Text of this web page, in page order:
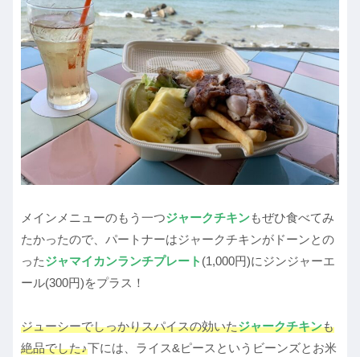
メインメニューのもう一つジャークチキンもぜひ食べてみ
たかったので、パートナーはジャークチキンがドーンとの
ったジャマイカンランチプレート (1,000円)にジンジャーエ
ール(300円)をプラス！
ジューシーでしっかりスパイスの効いたジャークチキンも
絶品でした♪下には、ライス&ピースというビーンズとお米